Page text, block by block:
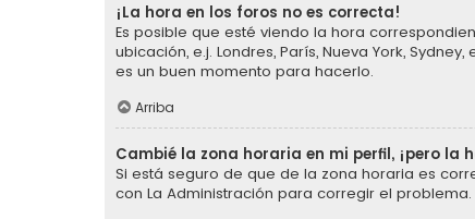
¡La hora en los foros no es correcta!
Es posible que esté viendo la hora
ubicación, e.j. Londres, París, Nueva York,
es un buen momento para hacerlo.
Arriba
Cambié la zona horaria en mi perfil, ¡pero la
Si está seguro de que de la zona horaria es
con La Administración para corregir el problema.